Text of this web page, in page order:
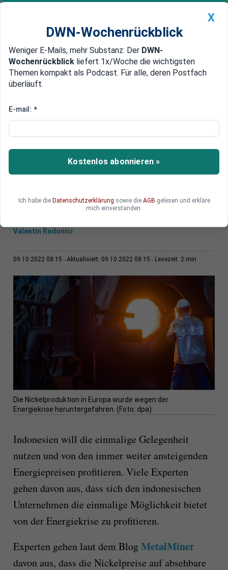
Newsticker MEIN DWN: Geldanlage Premium
Edelmetalle DWN-Magazin China
Nickel: Indonesien sticht Europa
Angesichts der Preissteigerung fährt Indonesien
seine Nickelproduktion weiter hoch. Das Land
profitiert von der wirtschaftlichen Schwäche
Valentin Radonici
09.10.2022 08:15 Aktualisiert: 09.10.2022 08:15 Lesezeit: 2 min
Die Nickelproduktion in Europa wurde wegen der
Energiekrise heruntergefahren. (Foto: dpa)
Indonesien will die einmalige Gelegenheit
nutzen und von den immer weiter ansteigenden
Energiepreisen profitieren. Viele Experten
gehen davon aus, dass sich den indonesischen
Unternehmen die einmalige Möglichkeit bietet
von der Energiekrise zu profitieren.
Experten gehen laut dem BlogMetalMiner
davon aus, dass die Nickelpreise auf absehbare
X
DWN-Wochenrückblick
Weniger E-Mails, mehr Substanz: Der DWN-
Wochenrückblick liefert 1x/Woche die wichtigsten
Themen kompakt als Podcast. Für alle, deren Postfach
überläuft.
E-mail: *
Kostenlos abonnieren »
Ich habe die Datenschutzerklärung sowie die AGB gelesen und erkläre
mich einverstanden.